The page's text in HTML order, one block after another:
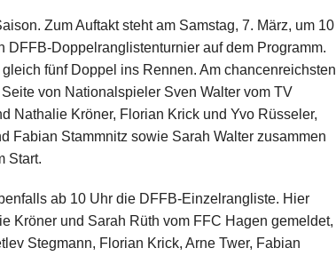
Zum Auftakt steht am Samstag, 7. März, um 10
Doppelranglistenturnier auf dem Programm.
fünf Doppel ins Rennen. Am chancenreichsten
von Nationalspieler Sven Walter vom TV
Nathalie Kröner, Florian Krick und Yvo Rüsseler,
Fabian Stammnitz sowie Sarah Walter zusammen
Start.
ab 10 Uhr die DFFB-Einzelrangliste. Hier
Kröner und Sarah Rüth vom FFC Hagen gemeldet,
Stegmann, Florian Krick, Arne Twer, Fabian